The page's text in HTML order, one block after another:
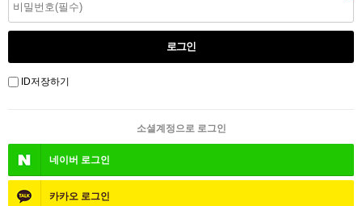
ID저장하기
소셜계정으로 로그인
네이버 로그인
카카오 로그인